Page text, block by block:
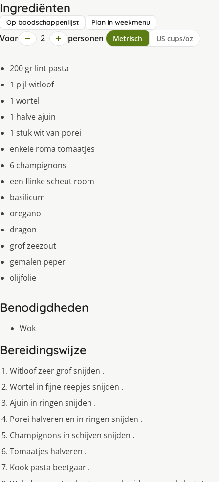
Ingrediënten
Op boodschappenlijst Plan in weekmenu
Voor − 2 + personen Metrisch US cups/oz
200 gr lint pasta
1 pijl witloof
1 wortel
1 halve ajuin
1 stuk wit van porei
enkele roma tomaatjes
6 champignons
een flinke scheut room
basilicum
oregano
dragon
grof zeezout
gemalen peper
olijfolie
Benodigdheden
Wok
Bereidingswijze
Witloof zeer grof snijden .
Wortel in fijne reepjes snijden .
Ajuin in ringen snijden .
Porei halveren en in ringen snijden .
Champignons in schijven snijden .
Tomaatjes halveren .
Kook pasta beetgaar .